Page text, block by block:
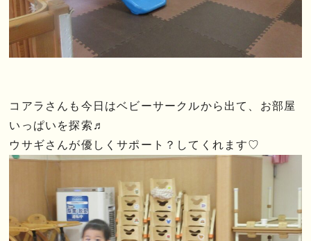
コアラさんも今日はベビーサークルから出て、お部屋
いっぱいを探索♬
ウサギさんが優しくサポート？してくれます♡